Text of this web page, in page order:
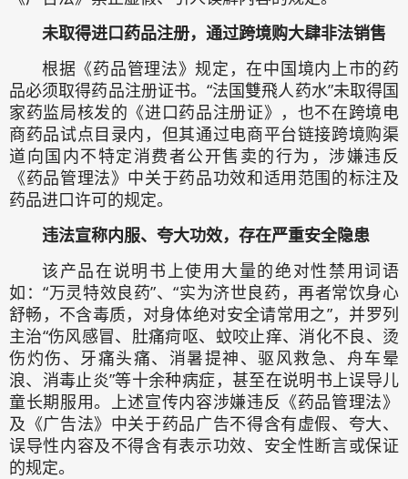
未取得进口药品注册，通过跨境购大肆非法销售
根据《药品管理法》规定，在中国境内上市的药
品必须取得药品注册证书。“法国雙飛人药水”未取得国
家药监局核发的《进口药品注册证》，也不在跨境电
商药品试点目录内，但其通过电商平台链接跨境购渠
道向国内不特定消费者公开售卖的行为，涉嫌违反
《药品管理法》中关于药品功效和适用范围的标注及
药品进口许可的规定。
违法宣称内服、夸大功效，存在严重安全隐患
该产品在说明书上使用大量的绝对性禁用词语
如：“万灵特效良药”、“实为济世良药，再者常饮身心
舒畅，不含毒质，对身体绝对安全请常用之”，并罗列
主治“伤风感冒、肚痛疴呕、蚊咬止痒、消化不良、烫
伤灼伤、牙痛头痛、消暑提神、驱风救急、舟车晕
浪、消毒止炎”等十余种病症，甚至在说明书上误导儿
童长期服用。上述宣传内容涉嫌违反《药品管理法》
及《广告法》中关于药品广告不得含有虚假、夸大、
误导性内容及不得含有表示功效、安全性断言或保证
的规定。